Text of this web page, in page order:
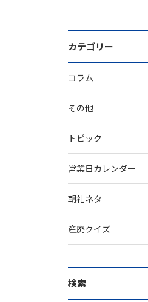
カテゴリー
コラム
その他
トピック
営業日カレンダー
朝礼ネタ
産廃クイズ
検索